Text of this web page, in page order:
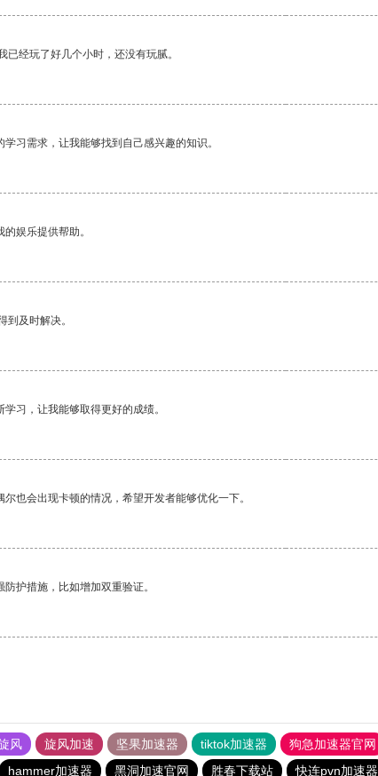
经玩了好几个小时，还没有玩腻。
习需求，让我能够找到自己感兴趣的知识。
娱乐提供帮助。
到及时解决。
习，让我能够取得更好的成绩。
也会出现卡顿的情况，希望开发者能够优化一下。
护措施，比如增加双重验证。
风 旋风加速 坚果加速器 tiktok加速器 狗急加速器官网
hammer加速器 黑洞加速官网 胜春下载站 快连pvn加速器